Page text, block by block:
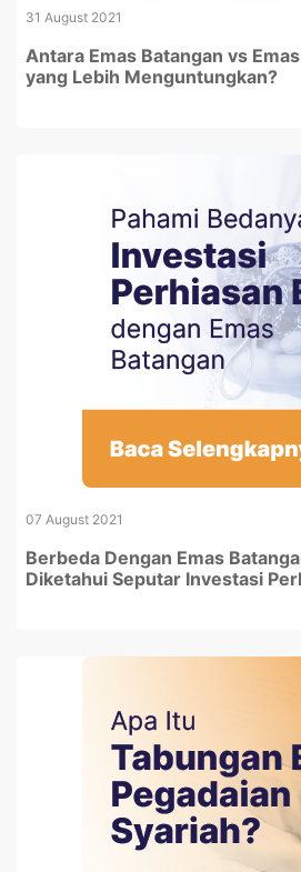
31 August 2021
Antara Emas Batangan vs
yang Lebih Menguntungkan?
07 August 2021
Berbeda Dengan Emas
Diketahui Seputar Investasi